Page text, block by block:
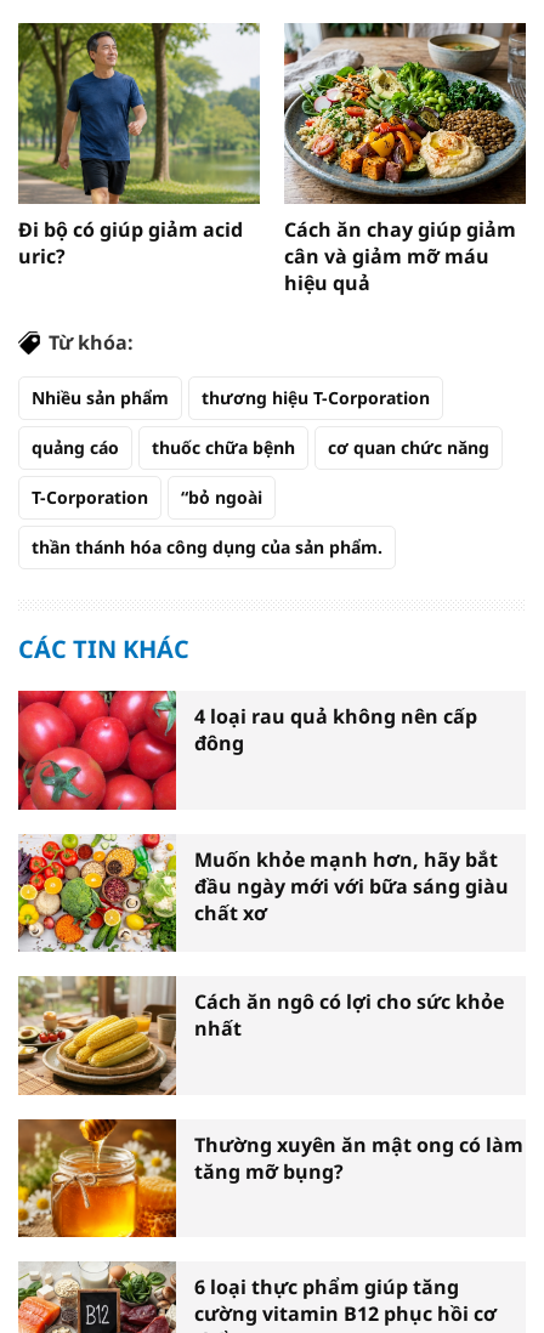
Đi bộ có giúp giảm acid
uric?
Cách ăn chay giúp giảm
cân và giảm mỡ máu
hiệu quả
Từ khóa:
Nhiều sản phẩm thương hiệu T-Corporation
quảng cáo thuốc chữa bệnh cơ quan chức năng
T-Corporation “bỏ ngoài
thần thánh hóa công dụng của sản phẩm.
CÁC TIN KHÁC
4 loại rau quả không nên cấp
đông
Muốn khỏe mạnh hơn, hãy bắt
đầu ngày mới với bữa sáng giàu
chất xơ
Cách ăn ngô có lợi cho sức khỏe
nhất
Thường xuyên ăn mật ong có làm
tăng mỡ bụng?
6 loại thực phẩm giúp tăng
cường vitamin B12 phục hồi cơ